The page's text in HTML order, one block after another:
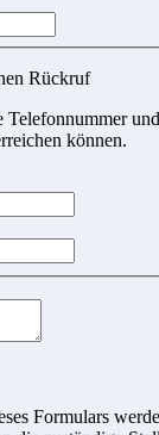
Rückruf
Telefonnummer
können.
Formulars